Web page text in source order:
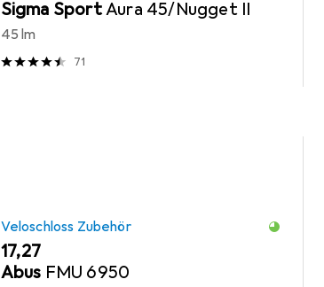
Sigma SportAura 45/Nugget II
45 lm
71
Veloschloss Zubehör
EUR
17,27
Abus FMU 6950